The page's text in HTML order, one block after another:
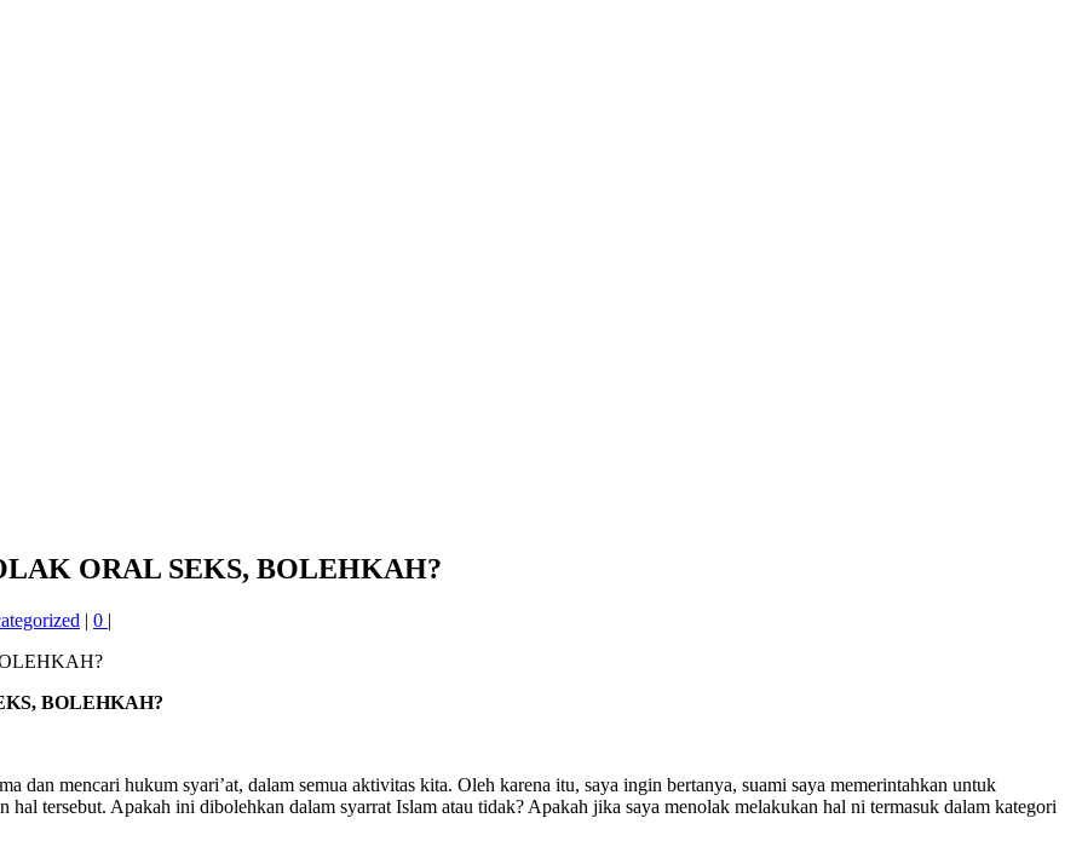
ORAL SEKS, BOLEHKAH?
| 0 |
BOLEHKAH?
dan mencari hukum syari’at, dalam semua aktivitas kita. Oleh karena itu, saya ingin bertanya, suami saya memerintahkan untuk
hal tersebut. Apakah ini dibolehkan dalam syarrat Islam atau tidak? Apakah jika saya menolak melakukan hal ni termasuk dalam kategori